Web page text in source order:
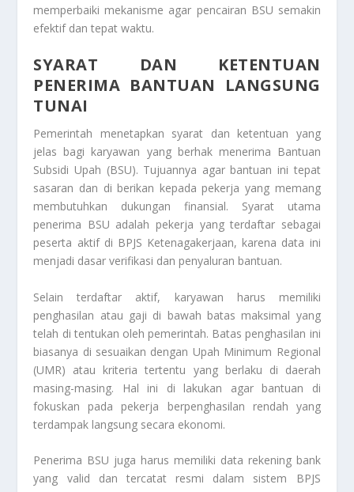
memperbaiki mekanisme agar pencairan BSU semakin
efektif dan tepat waktu.
SYARAT DAN KETENTUAN
PENERIMA BANTUAN LANGSUNG
TUNAI
Pemerintah menetapkan syarat dan ketentuan yang
jelas bagi karyawan yang berhak menerima Bantuan
Subsidi Upah (BSU). Tujuannya agar bantuan ini tepat
sasaran dan di berikan kepada pekerja yang memang
membutuhkan dukungan finansial. Syarat utama
penerima BSU adalah pekerja yang terdaftar sebagai
peserta aktif di BPJS Ketenagakerjaan, karena data ini
menjadi dasar verifikasi dan penyaluran bantuan.
Selain terdaftar aktif, karyawan harus memiliki
penghasilan atau gaji di bawah batas maksimal yang
telah di tentukan oleh pemerintah. Batas penghasilan ini
biasanya di sesuaikan dengan Upah Minimum Regional
(UMR) atau kriteria tertentu yang berlaku di daerah
masing-masing. Hal ini di lakukan agar bantuan di
fokuskan pada pekerja berpenghasilan rendah yang
terdampak langsung secara ekonomi.
Penerima BSU juga harus memiliki data rekening bank
yang valid dan tercatat resmi dalam sistem BPJS